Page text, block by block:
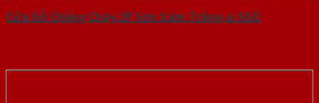
Cửa Gỗ Chống Cháy 2P Sơn Xám Trắng-a-SGD